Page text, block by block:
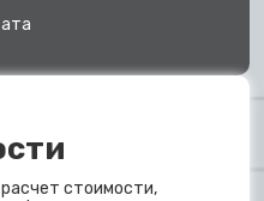
стоимости,